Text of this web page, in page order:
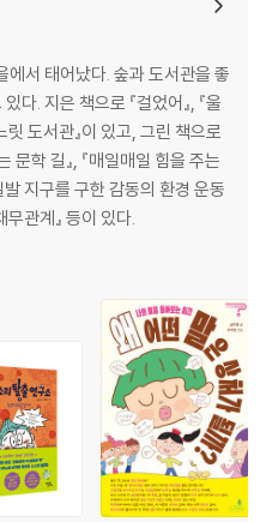
서 태어났다. 숲과 도서관을 좋
. 지은 책으로 『걸었어』, 『울
릿 도서관』이 있고, 그린 책으로
문학 길』, 『매일매일 힘을 주는
발 지구를 구한 감동의 환경 운동
무관계』 등이 있다.